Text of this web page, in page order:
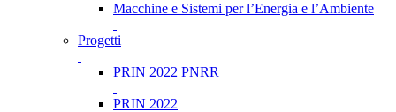
Macchine e Sistemi per l’Energia e l’Ambiente
Progetti
PRIN 2022 PNRR
PRIN 2022